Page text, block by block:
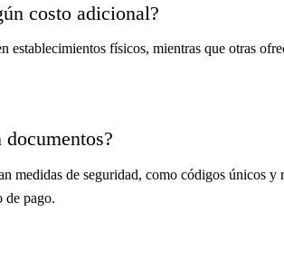
costo adicional?
físicos, mientras que otras
medidas de seguridad, como códigos únicos
de pago.